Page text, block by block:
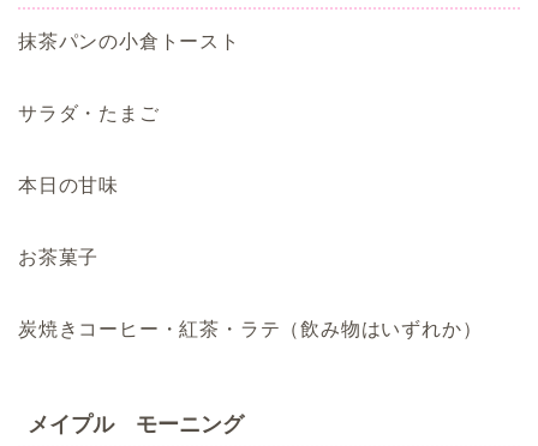
抹茶パンの小倉トースト
サラダ・たまご
本日の甘味
お茶菓子
炭焼きコーヒー・紅茶・ラテ（飲み物はいずれか）
メイプル モーニング